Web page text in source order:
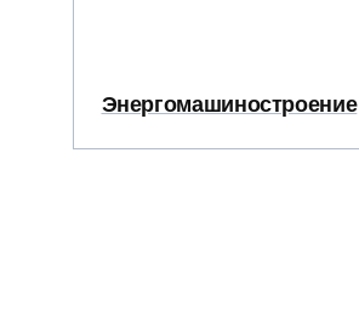
Энергомашиностроение